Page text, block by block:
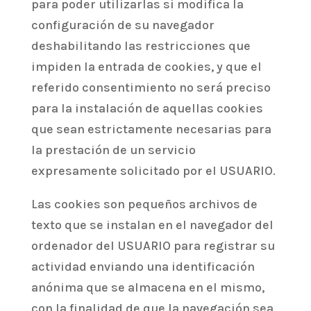
para poder utilizarlas si modifica la
configuración de su navegador
deshabilitando las restricciones que
impiden la entrada de cookies, y que el
referido consentimiento no será preciso
para la instalación de aquellas cookies
que sean estrictamente necesarias para
la prestación de un servicio
expresamente solicitado por el USUARIO.
Las cookies son pequeños archivos de
texto que se instalan en el navegador del
ordenador del USUARIO para registrar su
actividad enviando una identificación
anónima que se almacena en el mismo,